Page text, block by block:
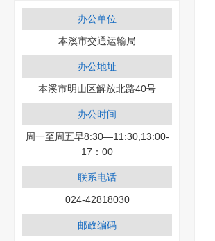
办公单位
本溪市交通运输局
办公地址
本溪市明山区解放北路40号
办公时间
周一至周五早8:30—11:30,13:00-
17：00
联系电话
024-42818030
邮政编码